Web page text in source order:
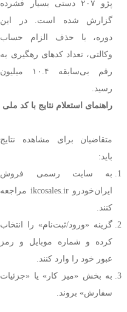
پژو ۲۰۷ دستی بسیار فشرده
گزارش شده است. در این
دوره، با حذف الزام حساب
وکالتی، تعداد کدهای رهگیری به
رقم بی‌سابقه ۱۰.۴ میلیون
رسید.
راهنمای استعلام نتایج با کد ملی
متقاضیان برای مشاهده نتایج
باید:
به سایت رسمی فروش
ایران‌خودرو ikcosales.ir مراجعه
کنند.
گزینه «ورود/ثبت‌نام» را انتخاب
کرده و شماره موبایل و رمز
عبور خود را وارد کنند.
به بخش «میز کار» یا «جزئیات
سفارش» بروند.